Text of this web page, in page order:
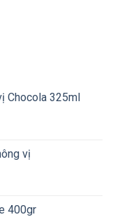
Chocola 325ml
vị
400gr